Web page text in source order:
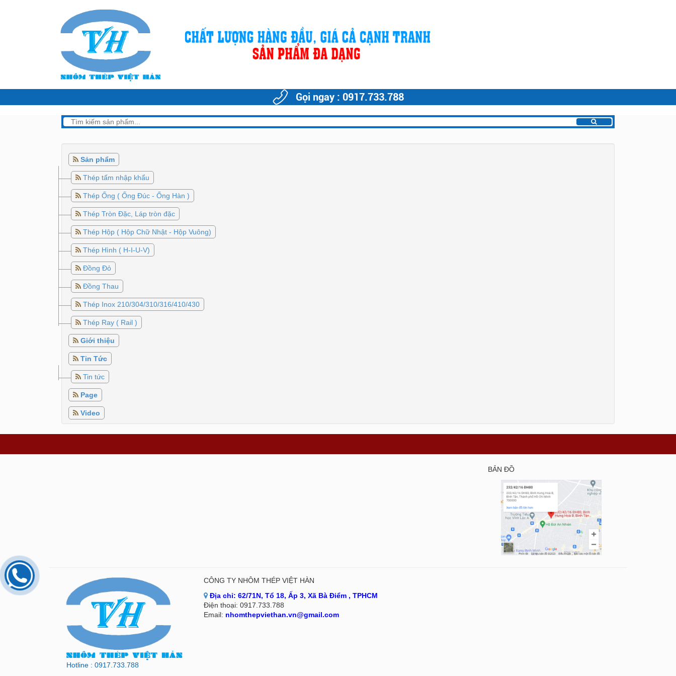
Gọi ngay : 0917.733.788
Sản phẩm
Thép tấm nhập khẩu
Thép Ống ( Ống Đúc - Ống Hàn )
Thép Tròn Đặc, Láp tròn đặc
Thép Hộp ( Hộp Chữ Nhật - Hộp Vuông)
Thép Hình ( H-I-U-V)
Đồng Đỏ
Đồng Thau
Thép Inox 210/304/310/316/410/430
Thép Ray ( Rail )
Giới thiệu
Tin Tức
Tin tức
Page
Video
BẢN ĐỒ
Hotline : 0917.733.788
CÔNG TY NHÔM THÉP VIỆT HÀN
Địa chỉ: 62/71N, Tổ 18, Ấp 3, Xã Bà Điểm , TPHCM
Điện thoại: 0917.733.788
Email: nhomthepviethan.vn@gmail.com